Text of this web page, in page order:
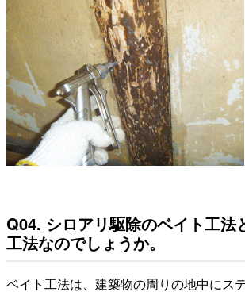
Q04. シロアリ駆除のベイト工法
工法なのでしょうか。
ベイト工法は、建築物の周りの地中にス